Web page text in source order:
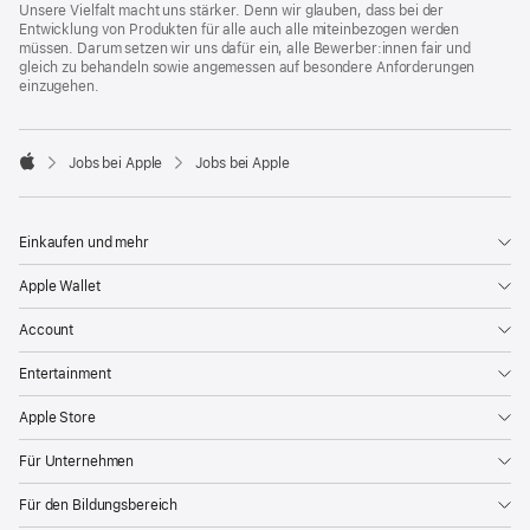
Unsere Vielfalt macht uns stärker. Denn wir glauben, dass bei der
Entwicklung von Produkten für alle auch alle miteinbezogen werden
müssen. Darum setzen wir uns dafür ein, alle Bewerber:innen fair und
gleich zu behandeln sowie angemessen auf besondere Anforderungen
einzugehen.

Jobs bei Apple Jobs bei Apple
Einkaufen und mehr
Apple Wallet
Account
Entertainment
Apple Store
Für Unternehmen
Für den Bildungsbereich